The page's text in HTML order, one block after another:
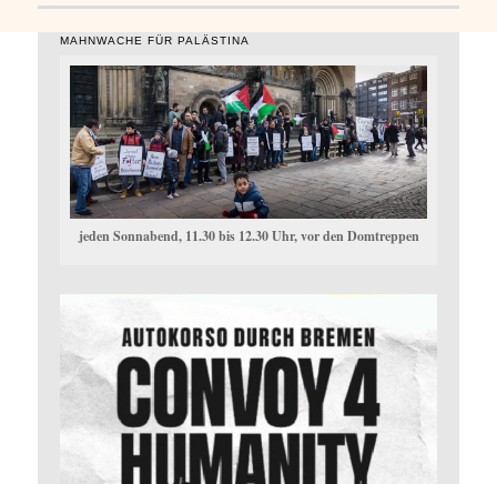
MAHNWACHE FÜR PALÄSTINA
jeden Sonnabend, 11.30 bis 12.30 Uhr, vor den Domtreppen